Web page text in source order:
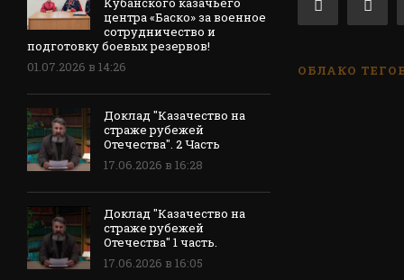
центра «Баско» за военное
сотрудничество и
подготовку боевых резервов!
01.07.2026 в 14:26
Доклад "Казачество на
страже рубежей
Отечества". 2 Часть
17.06.2026 в 16:28
Доклад "Казачество на
страже рубежей
Отечества" 1 часть.
17.06.2026 в 16:05
ОБЛАКО